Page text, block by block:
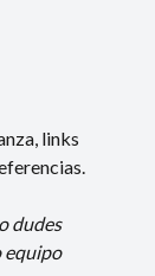
links
dudes
equipo